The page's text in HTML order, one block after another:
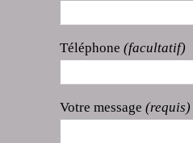
Téléphone (facultatif)
Votre message (requis)